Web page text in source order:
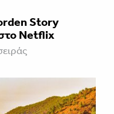
Story
Netflix